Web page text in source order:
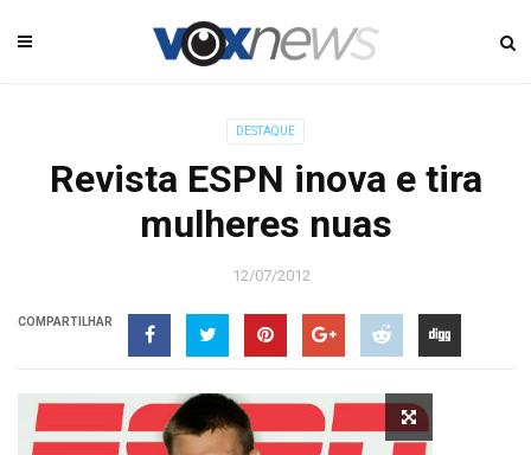
DESTAQUE
Revista ESPN inova e tira
mulheres nuas
12/07/2012
COMPARTILHAR